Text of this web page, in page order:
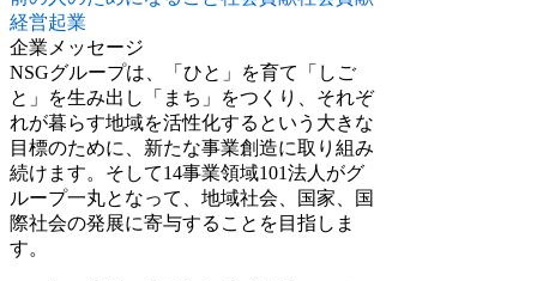
経営起業
企業メッセージ
NSGグループは、「ひと」を育て「しご
と」を生み出し「まち」をつくり、それぞ
れが暮らす地域を活性化するという大きな
目標のために、新たな事業創造に取り組み
続けます。そして14事業領域101法人がグ
ループ一丸となって、地域社会、国家、国
際社会の発展に寄与することを目指しま
す。